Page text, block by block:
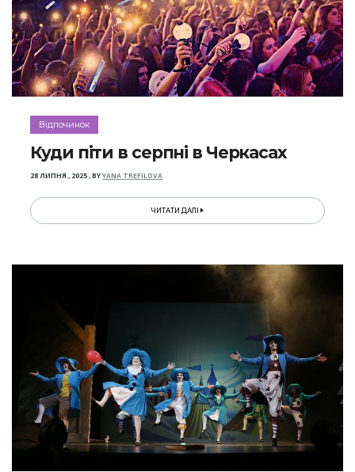
Відпочинок
Куди піти в серпні в Черкасах
28 ЛИПНЯ , 2025,BYYANA TREFILOVA
ЧИТАТИ ДАЛІ